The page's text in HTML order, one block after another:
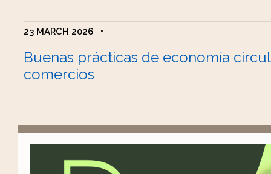
23 MARCH 2026 •
Buenas prácticas de economía
comercios